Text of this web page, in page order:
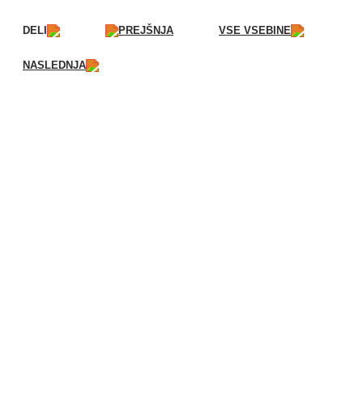
DELI PREJŠNJA VSE VSEBINE
NASLEDNJA